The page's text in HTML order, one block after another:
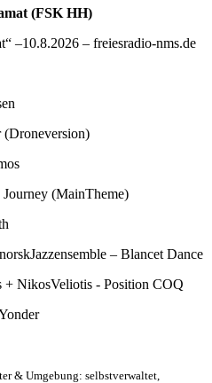
(FSK HH)
–10.8.2026 – freiesradio-nms.de
(Droneversion)
(MainTheme)
– Blancet Dance
+ NikosVeliotis - Position COQ
& Umgebung: selbstverwaltet,